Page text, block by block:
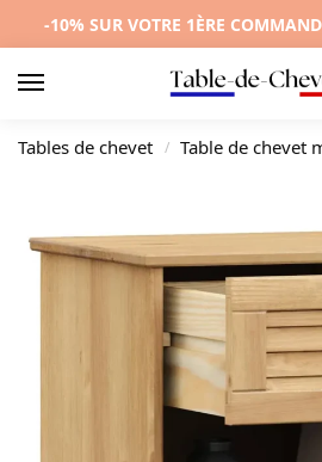
-10% SUR VOTRE 1ÈRE
Tables de chevet / Table de chevet